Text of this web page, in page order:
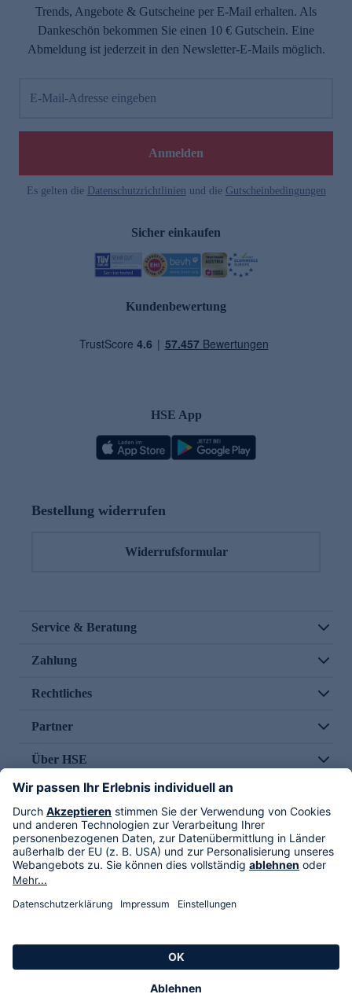
Trends, Angebote & Gutscheine per E-Mail erhalten. Als
Dankeschön bekommen Sie einen 10 € Gutschein. Eine
Abmeldung ist jederzeit in den Newsletter-E-Mails möglich.
E-Mail-Adresse eingeben
Anmelden
Es gelten die Datenschutzrichtlinien und die Gutscheinbedingungen
Sicher einkaufen
Kundenbewertung
HSE App
Bestellung widerrufen
Widerrufsformular
Service & Beratung
Zahlung
Rechtliches
Partner
Über HSE
Im TV
HSE International